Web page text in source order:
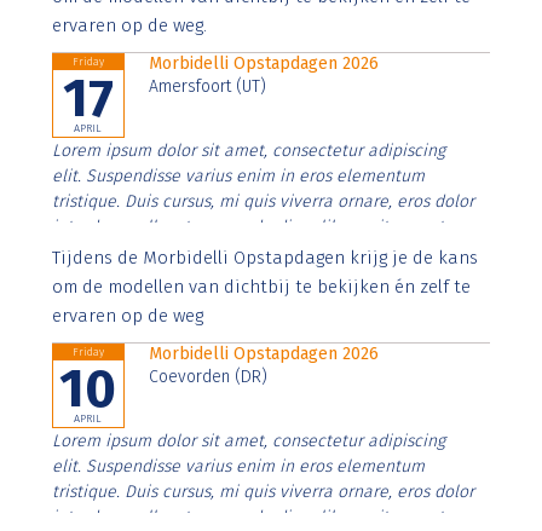
ervaren op de weg.
Friday
17
APRIL
Morbidelli Opstapdagen 2026
Amersfoort (UT)
Lorem ipsum dolor sit amet, consectetur adipiscing
elit. Suspendisse varius enim in eros elementum
tristique. Duis cursus, mi quis viverra ornare, eros dolor
interdum nulla, ut commodo diam libero vitae erat.
Aenean faucibus nibh et justo cursus id rutrum lorem
imperdiet. Nunc ut sem vitae risus tristique posuere.
Tijdens de Morbidelli Opstapdagen krijg je de kans
om de modellen van dichtbij te bekijken én zelf te
ervaren op de weg
Friday
10
APRIL
Morbidelli Opstapdagen 2026
Coevorden (DR)
Lorem ipsum dolor sit amet, consectetur adipiscing
elit. Suspendisse varius enim in eros elementum
tristique. Duis cursus, mi quis viverra ornare, eros dolor
interdum nulla, ut commodo diam libero vitae erat.